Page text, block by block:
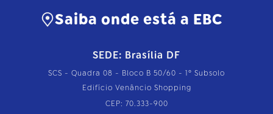
Saiba onde está a EBC
SEDE: Brasília DF
SCS - Quadra 08 - Bloco B 50/60 - 1º Subsolo
Edifício Venâncio Shopping
CEP: 70.333-900